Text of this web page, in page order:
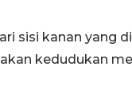
sisi kanan yang
kedudukan